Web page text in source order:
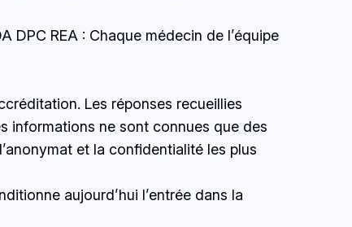
DPC REA : Chaque médecin de l’équipe
Les réponses recueillies
informations ne sont connues que des
et la confidentialité les plus
aujourd’hui l’entrée dans la